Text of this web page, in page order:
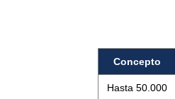
Concepto
Hasta 50.000